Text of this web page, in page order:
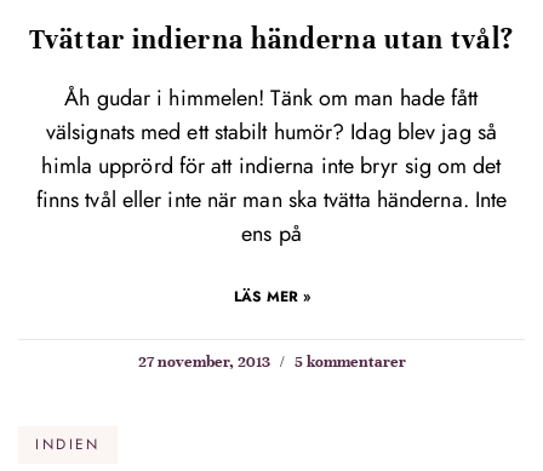
Tvättar indierna händerna utan tvål?
Åh gudar i himmelen! Tänk om man hade fått
välsignats med ett stabilt humör? Idag blev jag så
himla upprörd för att indierna inte bryr sig om det
finns tvål eller inte när man ska tvätta händerna. Inte
ens på
LÄS MER »
27 november, 2013 5 kommentarer
INDIEN